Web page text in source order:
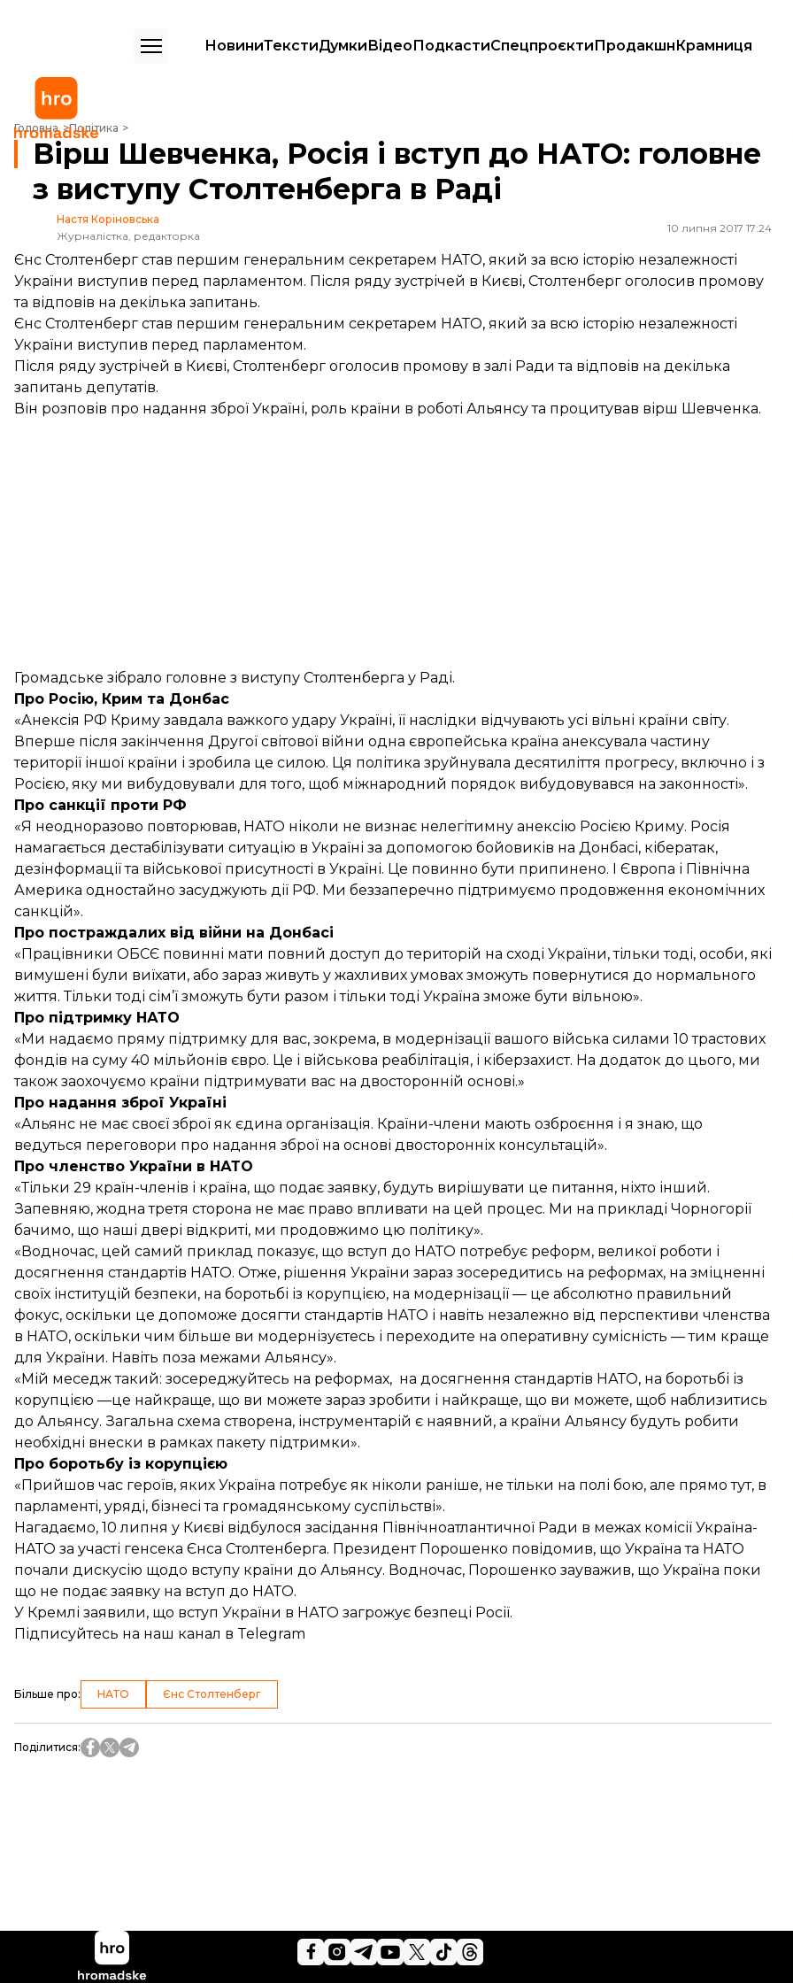
НовиниТекстиДумкиВідеоПодкастиСпецпроєктиПродакшнКрамниця
Головна Політика
Вірш Шевченка, Росія і вступ до НАТО: головне з виступу Столтенберга в Раді
Вірш Шевченка, Росія і вступ до НАТО: головне
з виступу Столтенберга в Раді
Настя Коріновська
Журналістка, редакторка
10 липня 2017 17:24
Єнс Столтенберг став першим генеральним секретарем НАТО, який за всю історію незалежності
України виступив перед парламентом. Після ряду зустрічей в Києві, Столтенберг оголосив промову
та відповів на декілька запитань.
Єнс Столтенберг став першим генеральним секретарем НАТО, який за всю історію незалежності
України виступив перед парламентом.
Після ряду зустрічей в Києві, Столтенберг оголосив промову в залі Ради та відповів на декілька
запитань депутатів.
Він розповів про надання зброї Україні, роль країни в роботі Альянсу та процитував вірш Шевченка.
Громадське зібрало головне з виступу Столтенберга у Раді.
Про Росію, Крим та Донбас
«Анексія РФ Криму завдала важкого удару Україні, її наслідки відчувають усі вільні країни світу.
Вперше після закінчення Другої світової війни одна європейська країна анексувала частину
території іншої країни і зробила це силою. Ця політика зруйнувала десятиліття прогресу, включно і з
Росією, яку ми вибудовували для того, щоб міжнародний порядок вибудовувався на законності».
Про санкції проти РФ
«Я неодноразово повторював, НАТО ніколи не визнає нелегітимну анексію Росією Криму. Росія
намагається дестабілізувати ситуацію в Україні за допомогою бойовиків на Донбасі, кібератак,
дезінформації та військової присутності в Україні. Це повинно бути припинено. І Європа і Північна
Америка одностайно засуджують дії РФ. Ми беззаперечно підтримуємо продовження економічних
санкцій».
Про постраждалих від війни на Донбасі
«Працівники ОБСЄ повинні мати повний доступ до територій на сході України, тільки тоді, особи, які
вимушені були виїхати, або зараз живуть у жахливих умовах зможуть повернутися до нормального
життя. Тільки тоді сім’ї зможуть бути разом і тільки тоді Україна зможе бути вільною».
Про підтримку НАТО
«Ми надаємо пряму підтримку для вас, зокрема, в модернізації вашого війська силами 10 трастових
фондів на суму 40 мільйонів євро. Це і військова реабілітація, і кіберзахист. На додаток до цього, ми
також заохочуємо країни підтримувати вас на двосторонній основі.»
Про надання зброї Україні
«Альянс не має своєї зброї як єдина організація. Країни-члени мають озброєння і я знаю, що
ведуться переговори про надання зброї на основі двосторонніх консультацій».
Про членство України в НАТО
«Тільки 29 країн-членів і країна, що подає заявку, будуть вирішувати це питання, ніхто інший.
Запевняю, жодна третя сторона не має право впливати на цей процес. Ми на прикладі Чорногорії
бачимо, що наші двері відкриті, ми продовжимо цю політику».
«Водночас, цей самий приклад показує, що вступ до НАТО потребує реформ, великої роботи і
досягнення стандартів НАТО. Отже, рішення України зараз зосередитись на реформах, на зміцненні
своїх інституцій безпеки, на боротьбі із корупцією, на модернізації — це абсолютно правильний
фокус, оскільки це допоможе досягти стандартів НАТО і навіть незалежно від перспективи членства
в НАТО, оскільки чим більше ви модернізуєтесь і переходите на оперативну сумісність — тим краще
для України. Навіть поза межами Альянсу».
«Мій меседж такий: зосереджуйтесь на реформах, на досягнення стандартів НАТО, на боротьбі із
корупцією —це найкраще, що ви можете зараз зробити і найкраще, що ви можете, щоб наблизитись
до Альянсу. Загальна схема створена, інструментарій є наявний, а країни Альянсу будуть робити
необхідні внески в рамках пакету підтримки».
Про боротьбу із корупцією
«Прийшов час героїв, яких Україна потребує як ніколи раніше, не тільки на полі бою, але прямо тут, в
парламенті, уряді, бізнесі та громадянському суспільстві».
Нагадаємо, 10 липня у Києві відбулося засідання Північноатлантичної Ради в межах комісії Україна-
НАТО за участі генсека Єнса Столтенберга. Президент Порошенко повідомив, що Україна та НАТО
почали дискусію щодо вступу країни до Альянсу. Водночас, Порошенко зауважив, що Україна поки
що не подає заявку на вступ до НАТО.
У Кремлі заявили, що вступ України в НАТО загрожує безпеці Росії.
Підписуйтесь на наш канал в Telegram
Більше про: НАТО Єнс Столтенберг
Поділитися: